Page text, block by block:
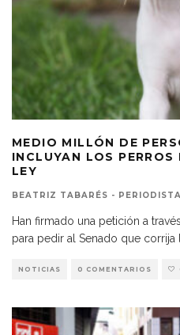
MEDIO MILLÓN DE
INCLUYAN LOS
LEY
BEATRIZ TABARÉS - PERIODISTA
Han firmado una petición a
para pedir al Senado que corrija
NOTICIAS 0 COMENTARIOS